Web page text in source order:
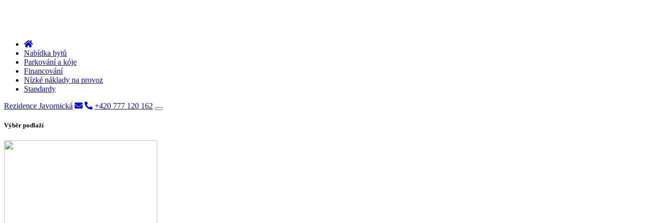
Nabídka bytů
Parkování a kóje
Financování
Nízké náklady na provoz
Standardy
Rezidence Javornická
+420 777 120 162
Výběr podlaží